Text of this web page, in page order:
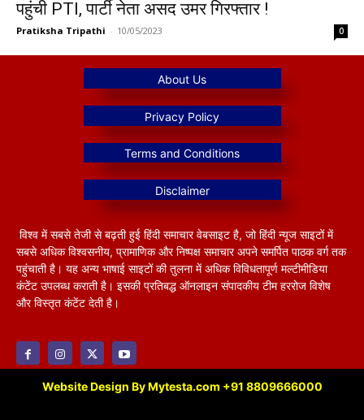
पहुंची PTI, पार्टी नेता असद उमर गिरफ्तार !
Pratiksha Tripathi - 10/05/2023 0
विश्व में सबसे तेजी से बढ़ती हुई हिंदी समाचार वेबसाइट है, जो हिंदी न्यूज साइटों में
सबसे अधिक विश्वसनीय, प्रामाणिक और निष्पक्ष समाचार अपने समर्पित पाठक वर्ग तक
पहुंचाती है। यह अन्य भाषाई साइटों की तुलना में अधिक विविधतापूर्ण मल्टीमीडिया
कंटेंट उपलब्ध कराती है। इसकी प्रतिबद्ध ऑनलाइन संपादकीय टीम हररोज विशेष
और विस्तृत कंटेंट देती है।
Website Design By Mytesta.com +91 8809666000